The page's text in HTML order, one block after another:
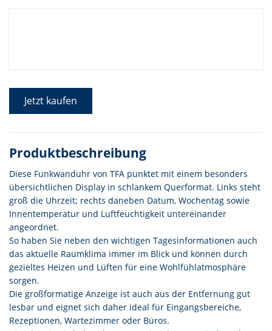
Jetzt kaufen
Produktbeschreibung
Diese Funkwanduhr von TFA punktet mit einem besonders
übersichtlichen Display in schlankem Querformat. Links steht
groß die Uhrzeit; rechts daneben Datum, Wochentag sowie
Innentemperatur und Luftfeuchtigkeit untereinander
angeordnet.
So haben Sie neben den wichtigen Tagesinformationen auch
das aktuelle Raumklima immer im Blick und können durch
gezieltes Heizen und Lüften für eine Wohlfühlatmosphäre
sorgen.
Die großformatige Anzeige ist auch aus der Entfernung gut
lesbar und eignet sich daher ideal für Eingangsbereiche,
Rezeptionen, Wartezimmer oder Büros.